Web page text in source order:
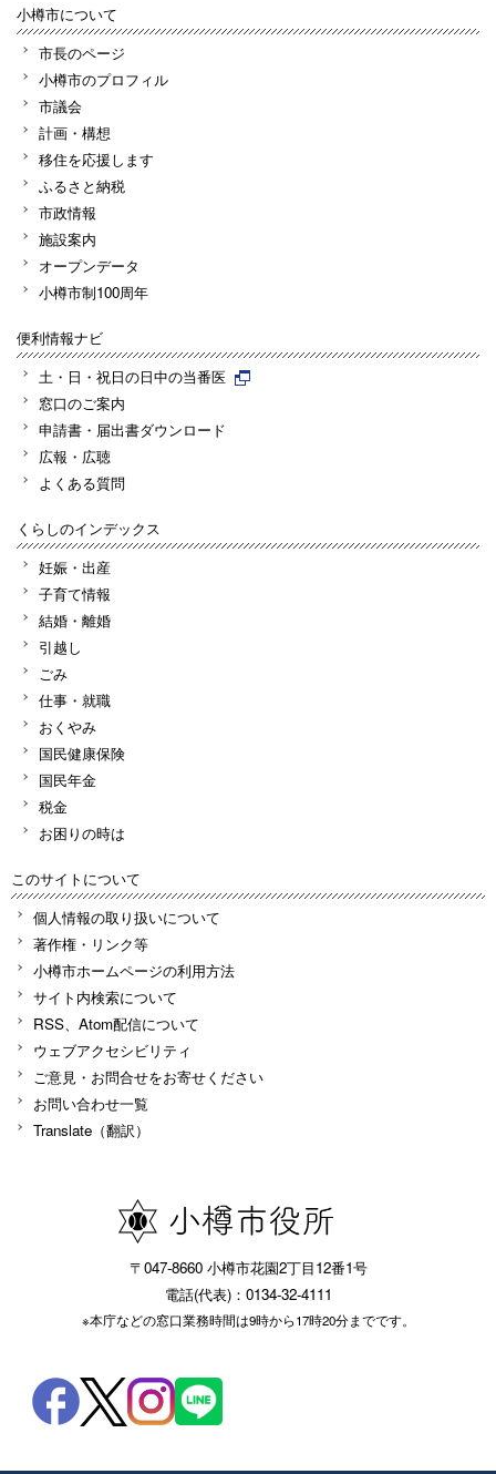
小樽市について
市長のページ
小樽市のプロフィル
市議会
計画・構想
移住を応援します
ふるさと納税
市政情報
施設案内
オープンデータ
小樽市制100周年
便利情報ナビ
土・日・祝日の日中の当番医
窓口のご案内
申請書・届出書ダウンロード
広報・広聴
よくある質問
くらしのインデックス
妊娠・出産
子育て情報
結婚・離婚
引越し
ごみ
仕事・就職
おくやみ
国民健康保険
国民年金
税金
お困りの時は
このサイトについて
個人情報の取り扱いについて
著作権・リンク等
小樽市ホームページの利用方法
サイト内検索について
RSS、Atom配信について
ウェブアクセシビリティ
ご意見・お問合せをお寄せください
お問い合わせ一覧
Translate（翻訳）
〒047-8660 小樽市花園2丁目12番1号
電話(代表)：0134-32-4111
※本庁などの窓口業務時間は9時から17時20分までです。